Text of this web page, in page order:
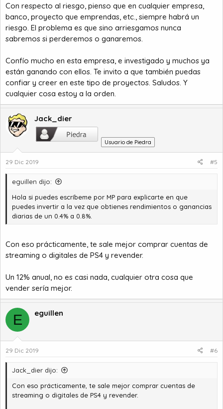
Con respecto al riesgo, pienso que en cualquier empresa,
banco, proyecto que emprendas, etc., siempre habrá un
riesgo. El problema es que sino arriesgamos nunca
sabremos si perderemos o ganaremos.
Confío mucho en esta empresa, e investigado y muchos ya
están ganando con ellos. Te invito a que también puedas
confiar y creer en este tipo de proyectos. Saludos. Y
cualquier cosa estoy a la orden.
Jack_dier
Usuario de Piedra
29 Dic 2019 #5
eguillen dijo:
Hola si puedes escríbeme por MP para explicarte en que
puedes invertir a la vez que obtienes rendimientos o ganancias
diarias de un 0.4% a 0.8%.
Con eso prácticamente, te sale mejor comprar cuentas de
streaming o digitales de PS4 y revender.
Un 12% anual, no es casi nada, cualquier otra cosa que
vender sería mejor.
E eguillen
29 Dic 2019 #6
Jack_dier dijo:
Con eso prácticamente, te sale mejor comprar cuentas de
streaming o digitales de PS4 y revender.